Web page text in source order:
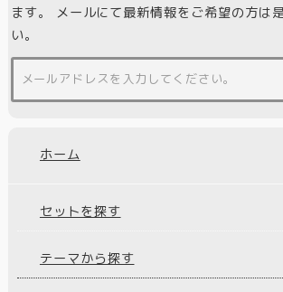
ます。 メールにて最新情報をご希望の方は
い。
ホーム
セットを探す
テーマから探す